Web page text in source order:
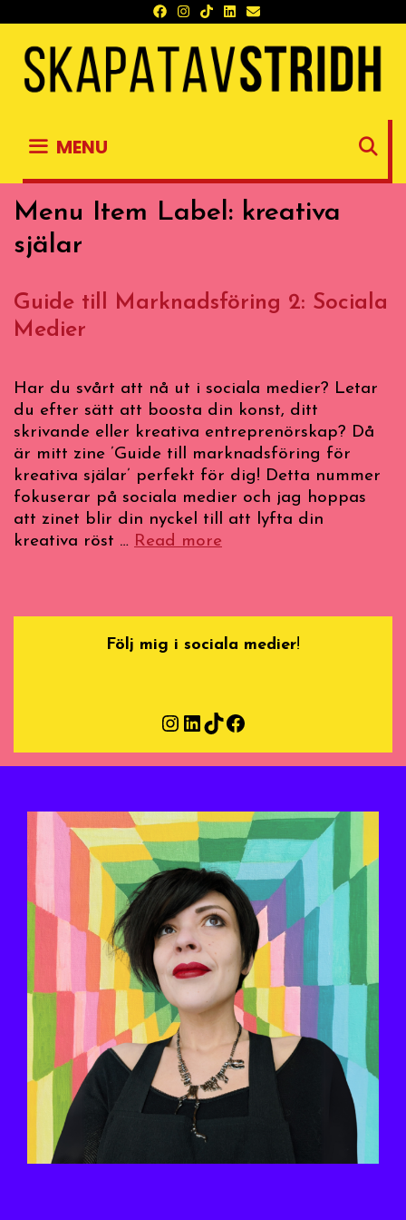
content
MENU
Menu Item Label: kreativa
själar
Guide till Marknadsföring 2: Sociala
Medier
Har du svårt att nå ut i sociala medier? Letar
du efter sätt att boosta din konst, ditt
skrivande eller kreativa entreprenörskap? Då
är mitt zine ’Guide till marknadsföring för
kreativa själar’ perfekt för dig! Detta nummer
fokuserar på sociala medier och jag hoppas
att zinet blir din nyckel till att lyfta din
kreativa röst … Read more
Medier
Följ mig i sociala medier!
Instagram
LinkedIn
TikTokFacebook